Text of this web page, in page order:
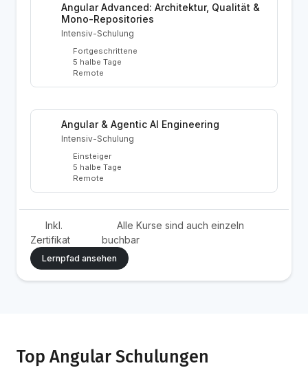
Angular Advanced: Architektur, Qualität &
Mono-Repositories
Intensiv-Schulung
Fortgeschrittene
5 halbe Tage
Remote
Angular & Agentic AI Engineering
Intensiv-Schulung
Einsteiger
5 halbe Tage
Remote
Inkl.
Zertifikat
Alle Kurse sind auch einzeln
buchbar
Lernpfad ansehen
Top Angular Schulungen